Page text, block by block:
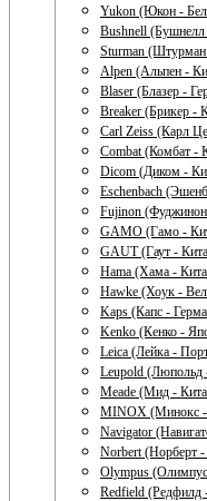
Yukon (Юкон -
Bushnell
Sturman
Alpen (Альпен -
Blaser (Блазер -
Breaker (Брикер -
Carl Zeiss (Карл
Combat (Комбат -
Dicom (Диком -
Eschenbach
Fujinon
GAMO (Гамо -
GAUT (Гаут -
Hama (Хама -
Hawke (Хоук -
Kaps (Капс -
Kenko (Кенко -
Leica (Лейка -
Leupold
Meade (Мид -
MINOX (Минокс -
Navigator
Norbert (Норберт
Olympus
Redfield